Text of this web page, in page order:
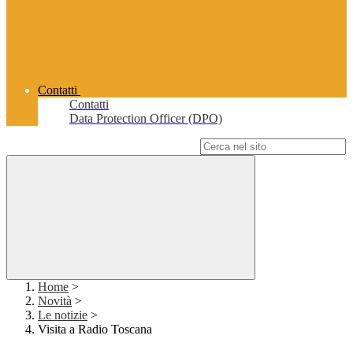
Contatti
Contatti
Data Protection Officer (DPO)
Home >
Novità >
Le notizie >
Visita a Radio Toscana